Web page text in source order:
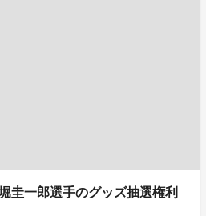
圭一郎選手のグッズ抽選権利